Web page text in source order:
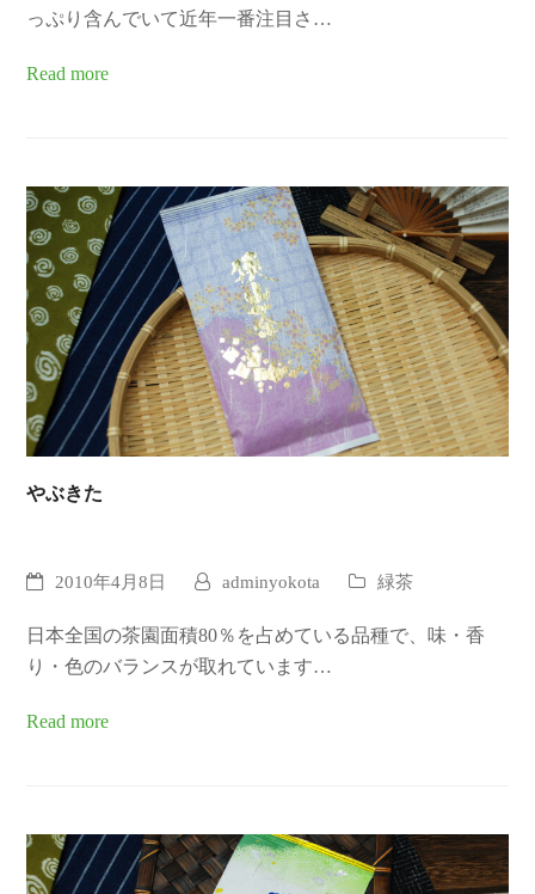
っぷり含んでいて近年一番注目さ…
Read more
やぶきた
2010年4月8日 adminyokota 緑茶
日本全国の茶園面積80％を占めている品種で、味・香
り・色のバランスが取れています…
Read more